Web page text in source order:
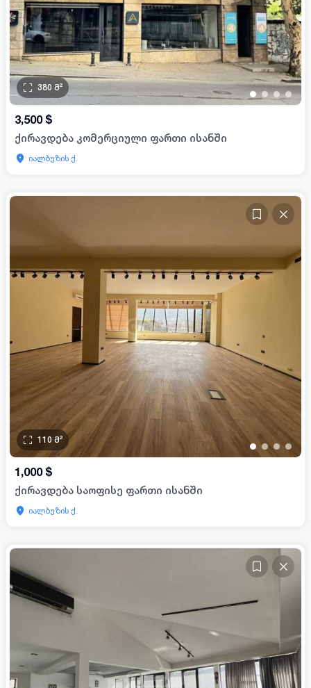
••••
380 მ²
3,500 $
ქირავდება კომერციული ფართი ისანში
იალბუზის ქ.
• • • •
110 მ²
1,000 $
ქირავდება საოფისე ფართი ისანში
იალბუზის ქ.